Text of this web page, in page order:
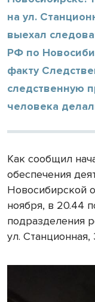
на ул.
выехал
РФ по
факту
следственную
человека
Как сообщил
обеспечения
Новосибирской
ноября, в 20.44
подразделения
ул. Станционная,